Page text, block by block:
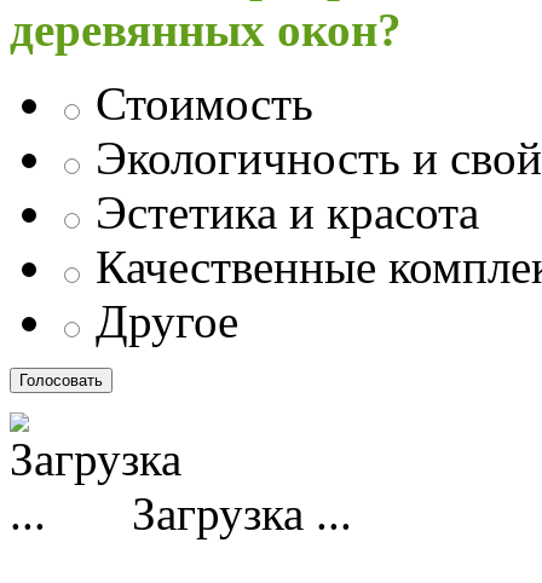
деревянных окон?
Стоимость
Экологичность и
Эстетика и красота
Качественные
Другое
Загрузка ...